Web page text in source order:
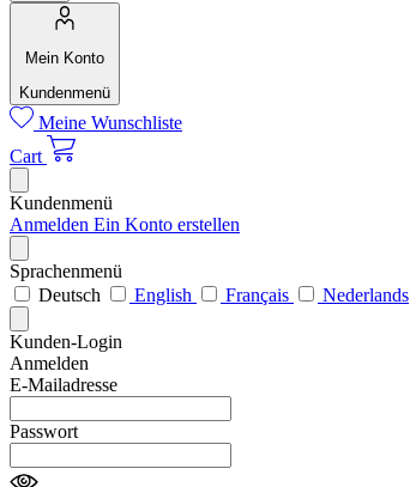
Mein Konto
Kundenmenü
Meine Wunschliste
Cart
Kundenmenü
Anmelden Ein Konto erstellen
Sprachenmenü
Deutsch
English Français Nederlands
Kunden-Login
Anmelden
E-Mailadresse
Passwort